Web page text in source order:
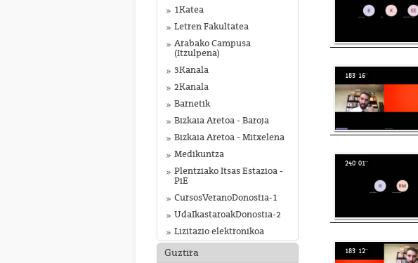
1Katea
Letren Fakultatea
Arabako Campusa
(Itzulpena)
3Kanala
2Kanala
Barnetik
Bizkaia Aretoa - Baroja
Bizkaia Aretoa - Mitxelena
Medikuntza
Plentziako Itsas Estazioa -
PiE
CursosVeranoDonostia-1
UdaIkastaroakDonostia-2
Lizitazio elektronikoa
Guztira
183' 16''
240' 01''
183' 12''